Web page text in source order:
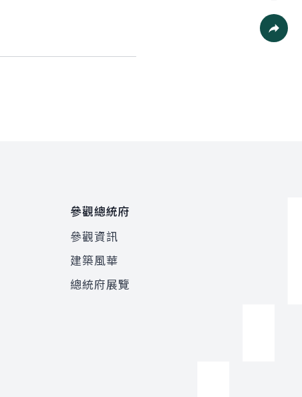
列印
參觀總統府
參觀資訊
建築風華
總統府展覽